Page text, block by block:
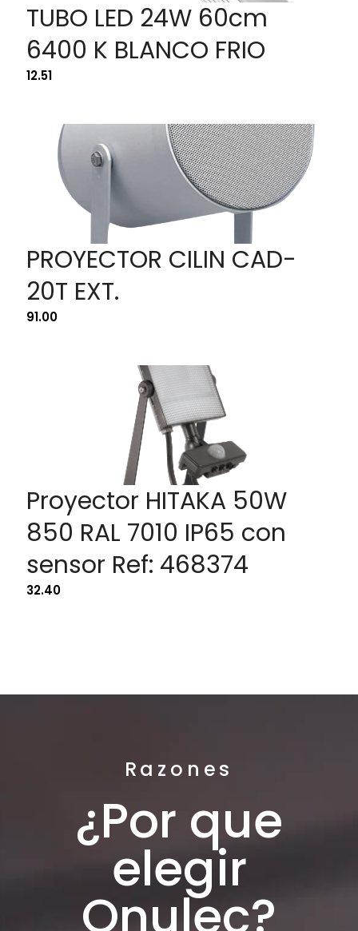
TUBO LED 24W 60cm
6400 K BLANCO FRIO
12.51
PROYECTOR CILIN CAD-
20T EXT.
91.00
Proyector HITAKA 50W
850 RAL 7010 IP65 con
sensor Ref: 468374
32.40
Razones
¿Por que
elegir
Onulec?